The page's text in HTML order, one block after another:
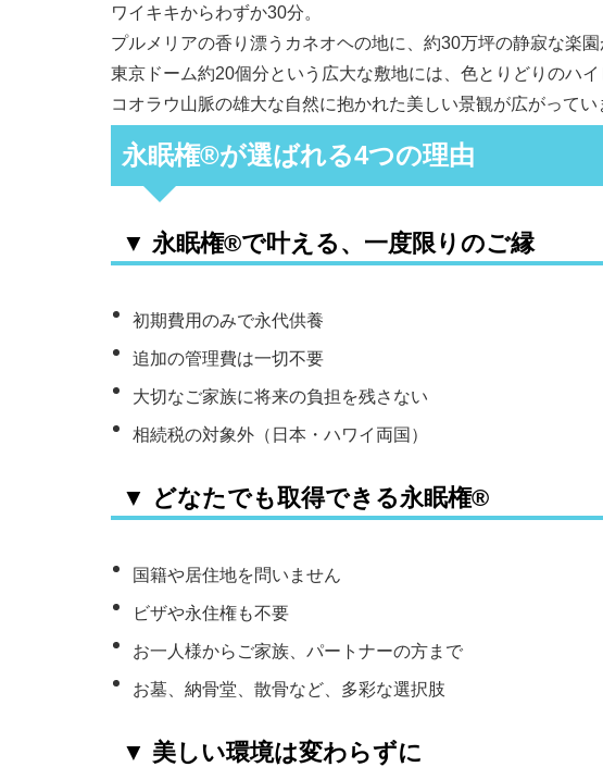
ワイキキからわずか30分。
プルメリアの香り漂うカネオヘの地に、約30万坪の静寂な楽園
東京ドーム約20個分という広大な敷地には、色とりどりのハイ
コオラウ山脈の雄大な自然に抱かれた美しい景観が広がってい
永眠権®️が選ばれる4つの理由
▼ 永眠権®️で叶える、一度限りのご縁
初期費用のみで永代供養
追加の管理費は一切不要
大切なご家族に将来の負担を残さない
相続税の対象外（日本・ハワイ両国）
▼ どなたでも取得できる永眠権®️
国籍や居住地を問いません
ビザや永住権も不要
お一人様からご家族、パートナーの方まで
お墓、納骨堂、散骨など、多彩な選択肢
▼ 美しい環境は変わらずに